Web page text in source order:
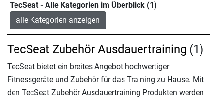
TecSeat - Alle Kategorien im Überblick (1)
alle Kategorien anzeigen
TecSeat Zubehör Ausdauertraining (1)
TecSeat bietet ein breites Angebot hochwertiger
Fitnessgeräte und Zubehör für das Training zu Hause. Mit
den TecSeat Zubehör Ausdauertraining Produkten werden